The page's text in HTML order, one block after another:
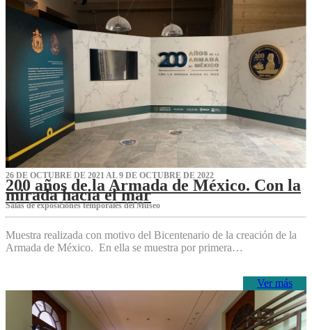
26 DE OCTUBRE DE 2021 AL 9 DE OCTUBRE DE 2022
200 años de la Armada de México. Con la
mirada hacia el mar
Salas de exposiciones temporales del Museo‌
Muestra realizada con motivo del Bicentenario de la creación de la
Armada de México. En ella se muestra por primera…
Ver más